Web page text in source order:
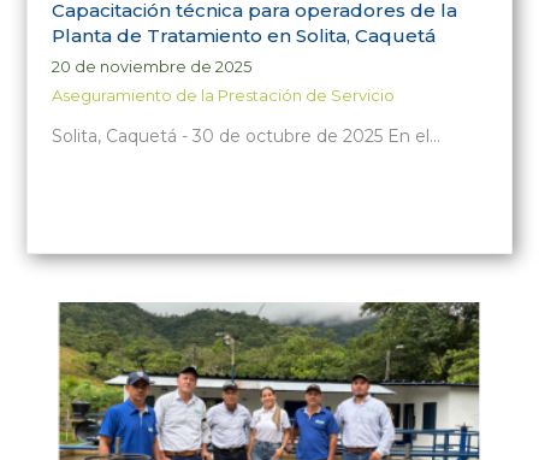
Capacitación técnica para operadores de la
Planta de Tratamiento en Solita, Caquetá
20 de noviembre de 2025
Aseguramiento de la Prestación de Servicio
Solita, Caquetá - 30 de octubre de 2025 En el…